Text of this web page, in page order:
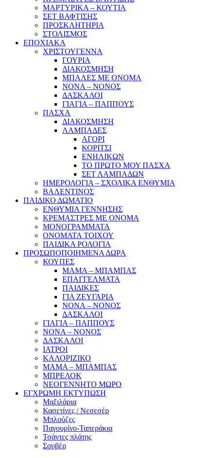
ΜΑΡΤΥΡΙΚΑ – ΚΟΥΤΙΑ
ΣΕΤ ΒΑΦΤΙΣΗΣ
ΠΡΟΣΚΛΗΤΗΡΙΑ
ΣΤΟΛΙΣΜΟΣ
ΕΠΟΧΙΑΚΑ
ΧΡΙΣΤΟΥΓΕΝΝΑ
ΓΟΥΡΙΑ
ΔΙΑΚΟΣΜΗΣΗ
ΜΠΑΛΕΣ ΜΕ ΟΝΟΜΑ
ΝΟΝΑ – ΝΟΝΟΣ
ΔΑΣΚΑΛΟΙ
ΓΙΑΓΙΑ – ΠΑΠΠΟΥΣ
ΠΑΣΧΑ
ΔΙΑΚΟΣΜΗΣΗ
ΛΑΜΠΑΔΕΣ
ΑΓΟΡΙ
ΚΟΡΙΤΣΙ
ΕΝΗΛΙΚΩΝ
ΤΟ ΠΡΩΤΟ ΜΟΥ ΠΑΣΧΑ
ΣΕΤ ΛΑΜΠΑΔΩΝ
ΗΜΕΡΟΛΟΓΙΑ – ΣΧΟΛΙΚΑ ΕΝΘΥΜΙΑ
ΒΑΛΕΝΤΙΝΟΣ
ΠΑΙΔΙΚΟ ΔΩΜΑΤΙΟ
ΕΝΘΥΜΙΑ ΓΕΝΝΗΣΗΣ
ΚΡΕΜΑΣΤΡΕΣ ΜΕ ΟΝΟΜΑ
ΜΟΝΟΓΡΑΜΜΑΤΑ
ΟΝΟΜΑΤΑ ΤΟΙΧΟΥ
ΠΑΙΔΙΚΑ ΡΟΛΟΓΙΑ
ΠΡΟΣΩΠΟΠΟΙΗΜΕΝΑ ΔΩΡΑ
ΚΟΥΠΕΣ
ΜΑΜΑ – ΜΠΑΜΠΑΣ
ΕΠΑΓΓΕΛΜΑΤΑ
ΠΑΙΔΙΚΕΣ
ΓΙΑ ΖΕΥΓΑΡΙΑ
ΝΟΝΑ – ΝΟΝΟΣ
ΔΑΣΚΑΛΟΙ
ΓΙΑΓΙΑ – ΠΑΠΠΟΥΣ
ΝΟΝΑ – ΝΟΝΟΣ
ΔΑΣΚΑΛΟΙ
ΙΑΤΡΟΙ
ΚΑΛΟΡΙΖΙΚΟ
ΜΑΜΑ – ΜΠΑΜΠΑΣ
ΜΠΡΕΛΟΚ
ΝΕΟΓΕΝΝΗΤΟ ΜΩΡΟ
ΕΓΧΡΩΜΗ ΕΚΤΥΠΩΣΗ
Μαξιλάρια
Κασετίνες / Νεσεσέρ
Μπλούζες
Παγουρίνο-Ταπεράκια
Τσάντες πλάτης
Σουβέρ